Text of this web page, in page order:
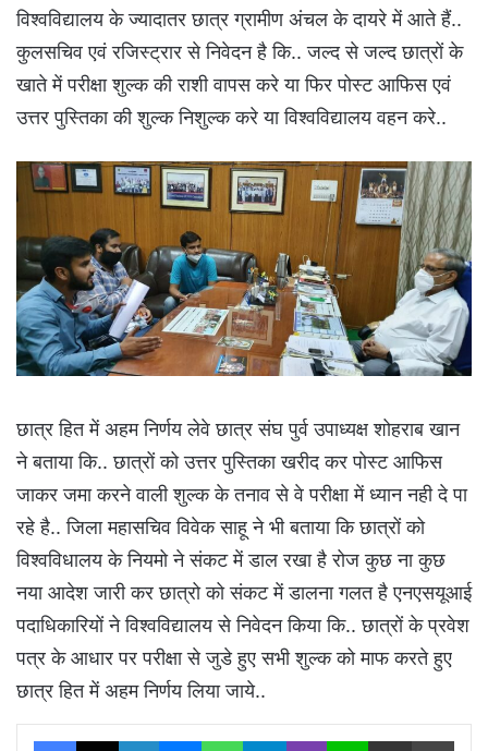
विश्वविद्यालय के ज्यादातर छात्र ग्रामीण अंचल के दायरे में आते हैं..
कुलसचिव एवं रजिस्ट्रार से निवेदन है कि.. जल्द से जल्द छात्रों के
खाते में परीक्षा शुल्क की राशी वापस करे या फिर पोस्ट आफिस एवं
उत्तर पुस्तिका की शुल्क निशुल्क करे या विश्वविद्यालय वहन करे..
छात्र हित में अहम निर्णय लेवे छात्र संघ पुर्व उपाध्यक्ष शोहराब खान
ने बताया कि.. छात्रों को उत्तर पुस्तिका खरीद कर पोस्ट आफिस
जाकर जमा करने वाली शुल्क के तनाव से वे परीक्षा में ध्यान नही दे पा
रहे है.. जिला महासचिव विवेक साहू ने भी बताया कि छात्रों को
विश्वविधालय के नियमो ने संकट में डाल रखा है रोज कुछ ना कुछ
नया आदेश जारी कर छात्रो को संकट में डालना गलत है एनएसयूआई
पदाधिकारियों ने विश्वविद्यालय से निवेदन किया कि.. छात्रों के प्रवेश
पत्र के आधार पर परीक्षा से जुडे हुए सभी शुल्क को माफ करते हुए
छात्र हित में अहम निर्णय लिया जाये..
Facebook
X LinkedInMessengerWhatsAppTelegram
Viber Line Share via Email Print